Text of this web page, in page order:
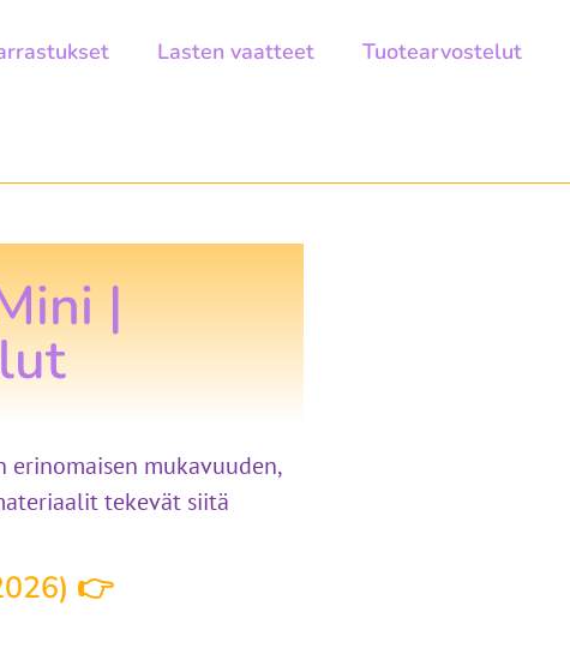
Lasten vaatteet Tuotearvostelut
|
mukavuuden,
tekevät siitä
👉